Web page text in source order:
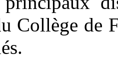
Collège de